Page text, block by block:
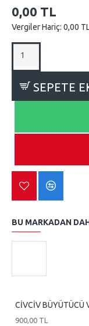
0,00 TL
Vergiler Hariç: 0,00
SEPETE
BU MARKADAN
CİVCİV BÜYÜTÜCÜ
900,00 TL